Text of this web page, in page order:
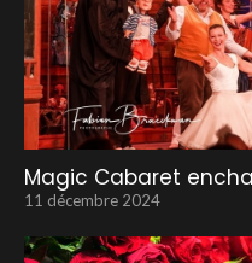
Magic Cabaret
11 décembre 2024